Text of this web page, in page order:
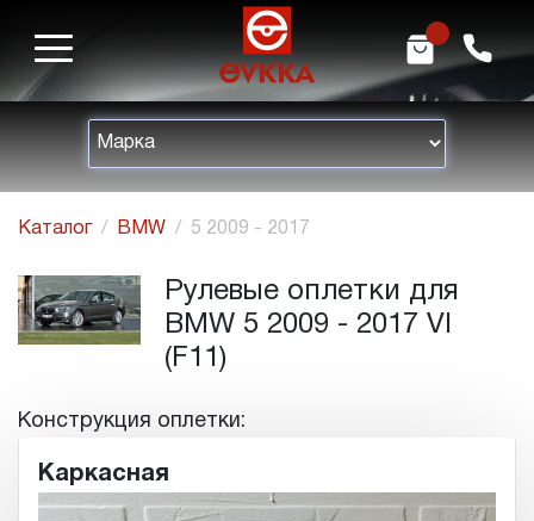
h m
Каталог BMW 5 2009 - 2017
Рулевые оплетки для
BMW 5 2009 - 2017 VI
(F11)
Конструкция оплетки:
Каркасная